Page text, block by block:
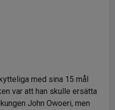
med sina 15 mål
var att han skulle ersätta
John Owoeri, men